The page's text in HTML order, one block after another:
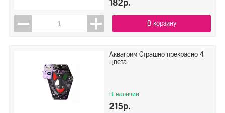
182р.
В корзину
Аквагрим Страшно прекрасно 4
цвета
В наличии
215р.